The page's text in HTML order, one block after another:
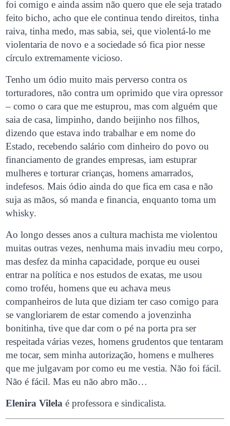
foi comigo e ainda assim não quero que ele seja tratado
feito bicho, acho que ele continua tendo direitos, tinha
raiva, tinha medo, mas sabia, sei, que violentá-lo me
violentaria de novo e a sociedade só fica pior nesse
círculo extremamente vicioso.
Tenho um ódio muito mais perverso contra os
torturadores, não contra um oprimido que vira opressor
– como o cara que me estuprou, mas com alguém que
saia de casa, limpinho, dando beijinho nos filhos,
dizendo que estava indo trabalhar e em nome do
Estado, recebendo salário com dinheiro do povo ou
financiamento de grandes empresas, iam estuprar
mulheres e torturar crianças, homens amarrados,
indefesos. Mais ódio ainda do que fica em casa e não
suja as mãos, só manda e financia, enquanto toma um
whisky.
Ao longo desses anos a cultura machista me violentou
muitas outras vezes, nenhuma mais invadiu meu corpo,
mas desfez da minha capacidade, porque eu ousei
entrar na política e nos estudos de exatas, me usou
como troféu, homens que eu achava meus
companheiros de luta que diziam ter caso comigo para
se vangloriarem de estar comendo a jovenzinha
bonitinha, tive que dar com o pé na porta pra ser
respeitada várias vezes, homens grudentos que tentaram
me tocar, sem minha autorização, homens e mulheres
que me julgavam por como eu me vestia. Não foi fácil.
Não é fácil. Mas eu não abro mão…
Elenira Vilela é professora e sindicalista.